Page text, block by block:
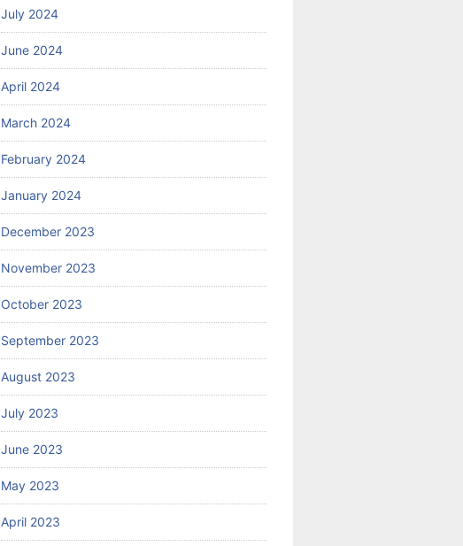
July 2024
June 2024
April 2024
March 2024
February 2024
January 2024
December 2023
November 2023
October 2023
September 2023
August 2023
July 2023
June 2023
May 2023
April 2023